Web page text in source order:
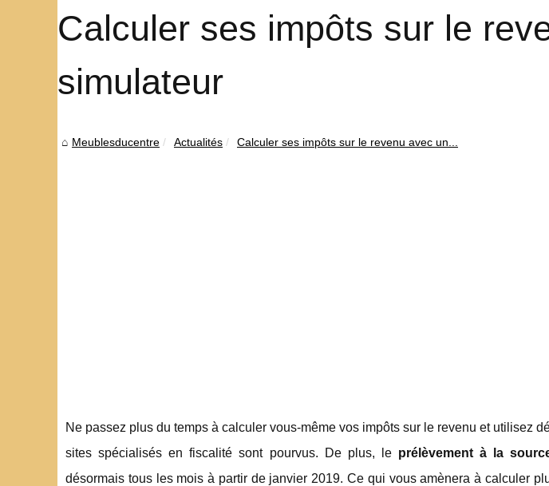
Calculer ses impôts sur le
simulateur
Meublesducentre Actualités Calculer ses impôts sur le revenu avec un...
Ne passez plus du temps à calculer vous-même vos impôts sur le revenu et utilisez
sites spécialisés en fiscalité sont pourvus. De plus, le prélèvement à la
désormais tous les mois à partir de janvier 2019. Ce qui vous amènera à calculer